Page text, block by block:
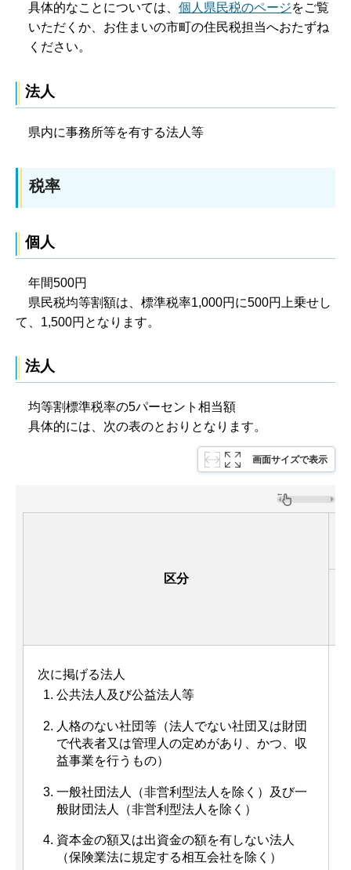
具体的なことについては、 個人県民税のページをご覧
いただくか、お住まいの市町の住民税担当へおたずね
ください。
法人
県内に事務所等を有する法人等
税率
個人
年間500円
県民税均等割額は、標準税率1,000円に500円上乗せし
て、1,500円となります。
法人
均等割標準税率の5パーセント相当額
具体的には、次の表のとおりとなります。
画面サイズで表示
区分
次に掲げる法人
公共法人及び公益法人等
人格のない社団等（法人でない社団又は財団
で代表者又は管理人の定めがあり、かつ、収
益事業を行うもの）
一般社団法人（非営利型法人を除く）及び一
般財団法人（非営利型法人を除く）
資本金の額又は出資金の額を有しない法人
（保険業法に規定する相互会社を除く）